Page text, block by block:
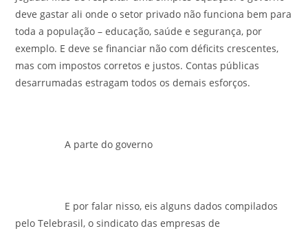
deve gastar ali onde o setor privado não funciona bem para
toda a população – educação, saúde e segurança, por
exemplo. E deve se financiar não com déficits crescentes,
mas com impostos corretos e justos. Contas públicas
desarrumadas estragam todos os demais esforços.
A parte do governo
E por falar nisso, eis alguns dados compilados
pelo Telebrasil, o sindicato das empresas de